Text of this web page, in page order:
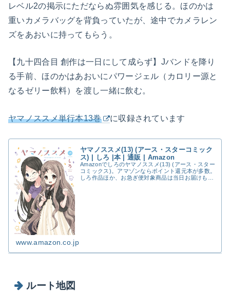
レベル2の掲示にただならぬ雰囲気を感じる。ほのかは
重いカメラバッグを背負っていたが、途中でカメラレン
ズをあおいに持ってもらう。
【九十四合目 創作は一日にして成らず】Jバンドを降り
る手前、ほのかはあおいにパワージェル（カロリー源と
なるゼリー飲料）を渡し一緒に飲む。
ヤマノススメ単行本13巻 に収録されています
ヤマノススメ(13) (アース・スターコミック
ス) | しろ |本 | 通販 | Amazon
Amazonでしろのヤマノススメ(13) (アース・スター
コミックス)。アマゾンならポイント還元本が多数。
しろ作品ほか、お急ぎ便対象商品は当日お届けも可
www.amazon.co.jp
ルート地図